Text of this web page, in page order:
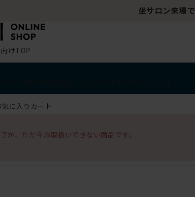
坐サロン来場で
けTOP
気に入り カート
か、ただ今お取扱いできない商品です。